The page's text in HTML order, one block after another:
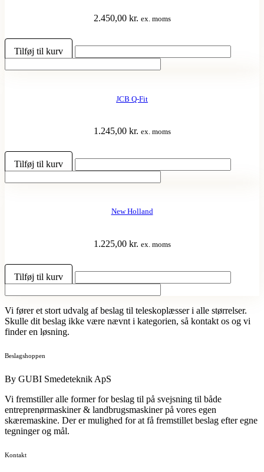
2.450,00 kr. ex. moms
Tilføj til kurv
JCB Q-Fit
1.245,00 kr. ex. moms
Tilføj til kurv
New Holland
1.225,00 kr. ex. moms
Tilføj til kurv
Vi fører et stort udvalg af beslag til teleskoplæsser i alle størrelser.
Skulle dit beslag ikke være nævnt i kategorien, så kontakt os og vi
finder en løsning.
Beslagshoppen
By GUBI Smedeteknik ApS
Vi fremstiller alle former for beslag til på svejsning til både
entreprenørmaskiner & landbrugsmaskiner på vores egen
skæremaskine. Der er mulighed for at få fremstillet beslag efter egne
tegninger og mål.
Kontakt